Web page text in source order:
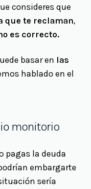
consideres que
que te reclaman,
es correcto.
basar en las
hablado en el
monitorio
pagas la deuda
embargarte
sería